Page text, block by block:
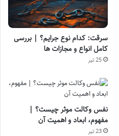
سرقت: کدام نوع جرایم؟ | بررسی
کامل انواع و مجازات ها
25 تیر
نفس وکالت موثر چیست؟ |
مفهوم، ابعاد و اهمیت آن
23 تیر